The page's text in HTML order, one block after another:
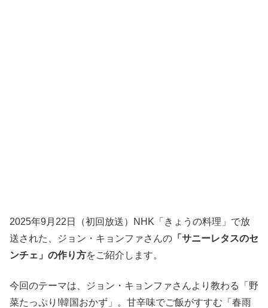
2025年9月22日（初回放送）NHK「きょうの料理」で放
送された、ジョン・キョンファさんの 「サニーレタスのセ
ンチェ」の作り方をご紹介します。
今回のテーマは、ジョン・キョンファさんより教わる「野
菜たっぷり!韓国おかず」。甘辛味でご飯がすすむ「春雨